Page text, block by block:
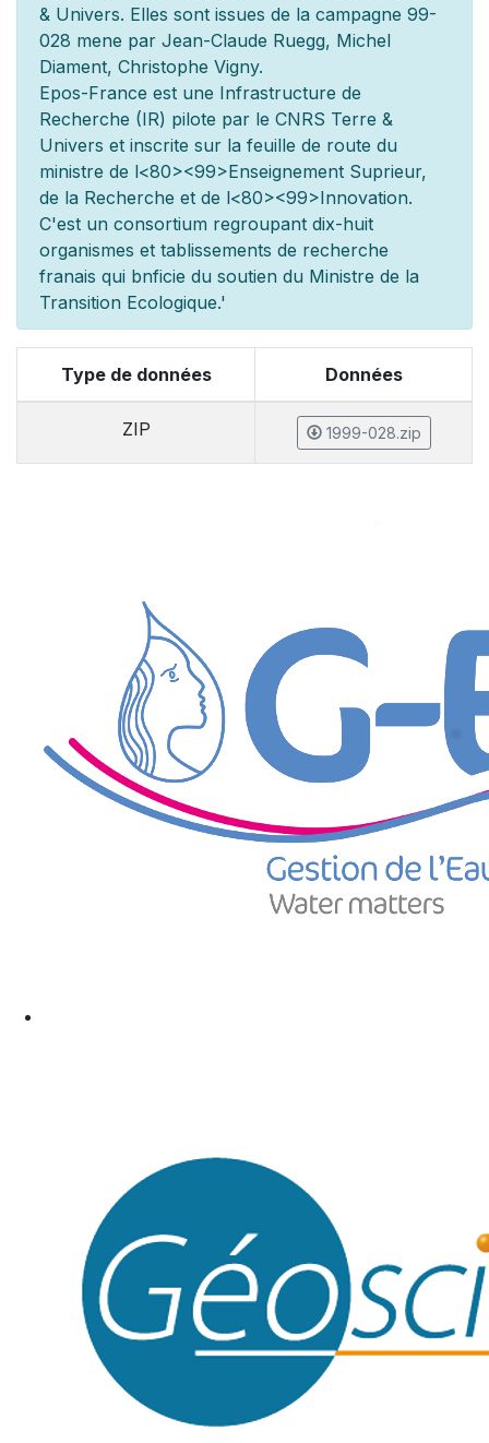
& Univers. Elles sont issues de la campagne 99-
028 mene par Jean-Claude Ruegg, Michel
Diament, Christophe Vigny.
Epos-France est une Infrastructure de
Recherche (IR) pilote par le CNRS Terre &
Univers et inscrite sur la feuille de route du
ministre de l<80><99>Enseignement Suprieur,
de la Recherche et de l<80><99>Innovation.
C'est un consortium regroupant dix-huit
organismes et tablissements de recherche
franais qui bnficie du soutien du Ministre de la
Transition Ecologique.'
Type de données Données
ZIP 1999-028.zip